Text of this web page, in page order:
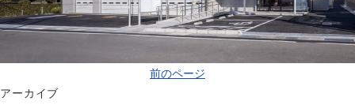
前のページ
アーカイブ